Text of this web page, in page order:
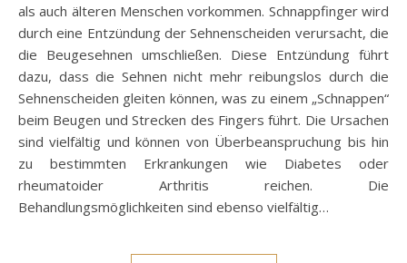
als auch älteren Menschen vorkommen. Schnappfinger wird
durch eine Entzündung der Sehnenscheiden verursacht, die
die Beugesehnen umschließen. Diese Entzündung führt
dazu, dass die Sehnen nicht mehr reibungslos durch die
Sehnenscheiden gleiten können, was zu einem „Schnappen“
beim Beugen und Strecken des Fingers führt. Die Ursachen
sind vielfältig und können von Überbeanspruchung bis hin
zu bestimmten Erkrankungen wie Diabetes oder
rheumatoider Arthritis reichen. Die
Behandlungsmöglichkeiten sind ebenso vielfältig…